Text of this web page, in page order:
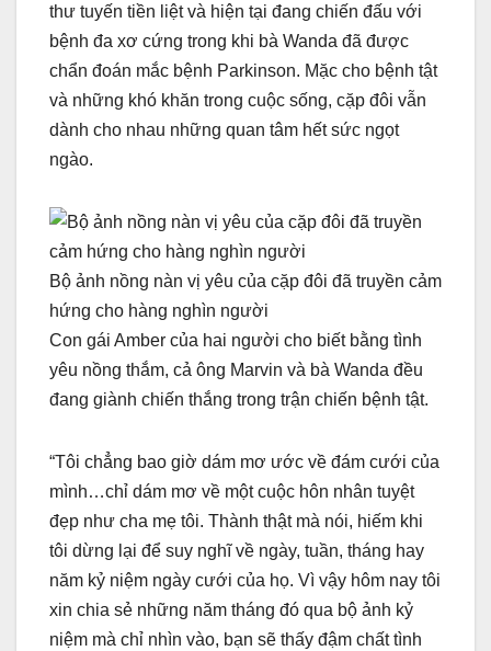
thư tuyến tiền liệt và hiện tại đang chiến đấu với
bệnh đa xơ cứng trong khi bà Wanda đã được
chẩn đoán mắc bệnh Parkinson. Mặc cho bệnh tật
và những khó khăn trong cuộc sống, cặp đôi vẫn
dành cho nhau những quan tâm hết sức ngọt
ngào.
Bộ ảnh nồng nàn vị yêu của cặp đôi đã truyền cảm
hứng cho hàng nghìn người
Con gái Amber của hai người cho biết bằng tình
yêu nồng thắm, cả ông Marvin và bà Wanda đều
đang giành chiến thắng trong trận chiến bệnh tật.
“Tôi chẳng bao giờ dám mơ ước về đám cưới của
mình…chỉ dám mơ về một cuộc hôn nhân tuyệt
đẹp như cha mẹ tôi. Thành thật mà nói, hiếm khi
tôi dừng lại để suy nghĩ về ngày, tuần, tháng hay
năm kỷ niệm ngày cưới của họ. Vì vậy hôm nay tôi
xin chia sẻ những năm tháng đó qua bộ ảnh kỷ
niệm mà chỉ nhìn vào, bạn sẽ thấy đậm chất tình